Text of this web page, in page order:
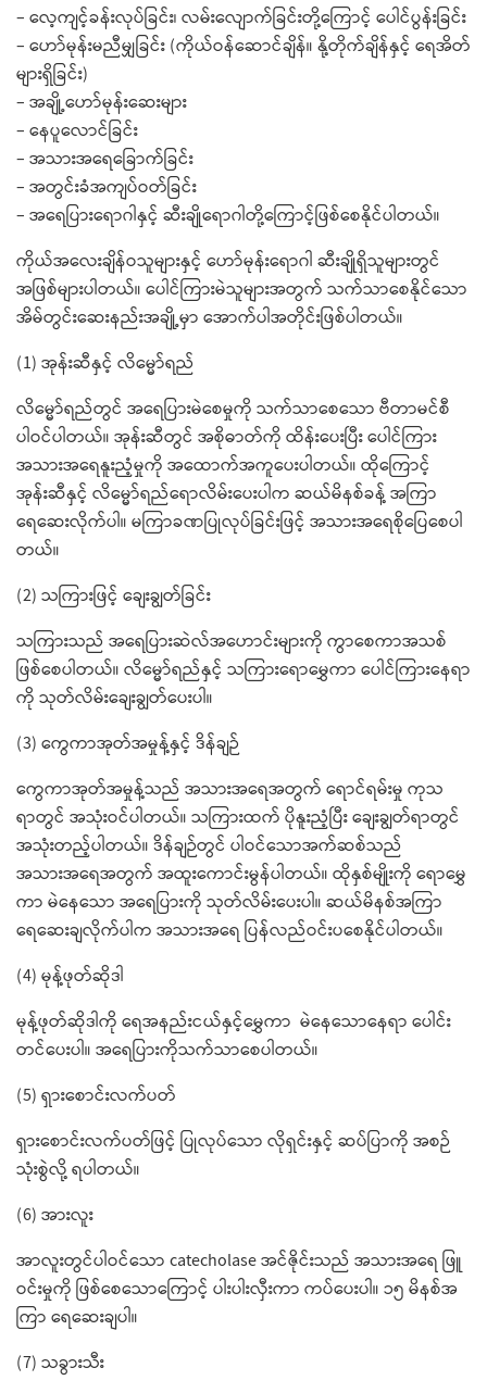
– လေ့ကျင့်ခန်းလုပ်ခြင်း၊ လမ်းလျောက်ခြင်းတို့ကြောင့် ပေါင်ပွန်းခြင်း
– ဟော်မုန်းမညီမျှခြင်း (ကိုယ်ဝန်ဆောင်ချိန်။ နို့တိုက်ချိန်နှင့် ရေအိတ်
များရှိခြင်း)
– အချို့ဟော်မုန်းဆေးများ
– နေပူလောင်ခြင်း
– အသားအရေခြောက်ခြင်း
– အတွင်းခံအကျပ်ဝတ်ခြင်း
– အရေပြားရောဂါနှင့် ဆီးချိုရောဂါတို့ကြောင့်ဖြစ်စေနိုင်ပါတယ်။
ကိုယ်အလေးချိန်ဝသူများနှင့် ဟော်မုန်းရောဂါ ဆီးချိုရှိသူများတွင်
အဖြစ်များပါတယ်။ ပေါင်ကြားမဲသူများအတွက် သက်သာစေနိုင်သော
အိမ်တွင်းဆေးနည်းအချို့မှာ အောက်ပါအတိုင်းဖြစ်ပါတယ်။
(1) အုန်းဆီနှင့် လိမ္မော်ရည်
လိမ္မော်ရည်တွင် အရေပြားမဲစေမှုကို သက်သာစေသော ဗီတာမင်စီ
ပါဝင်ပါတယ်။ အုန်းဆီတွင် အစိုဓာတ်ကို ထိန်းပေးပြီး ပေါင်ကြား
အသားအရေနူးညံ့မှုကို အထောက်အကူပေးပါတယ်။ ထိုကြောင့်
အုန်းဆီနှင့် လိမ္မော်ရည်ရောလိမ်းပေးပါက ဆယ်မိနစ်ခန့် အကြာ
ရေဆေးလိုက်ပါ။ မကြာခဏပြုလုပ်ခြင်းဖြင့် အသားအရေစိုပြေစေပါ
တယ်။
(2) သကြားဖြင့် ချေးချွတ်ခြင်း
သကြားသည် အရေပြားဆဲလ်အဟောင်းများကို ကွာစေကာအသစ်
ဖြစ်စေပါတယ်။ လိမ္မော်ရည်နှင့် သကြားရောမွှေကာ ပေါင်ကြားနေရာ
ကို သုတ်လိမ်းချေးချွတ်ပေးပါ။
(3) ကွေကာအုတ်အမှုန့်နှင့် ဒိန်ချဉ်
ကွေကာအုတ်အမှုန့်သည် အသားအရေအတွက် ရောင်ရမ်းမှု ကုသ
ရာတွင် အသုံးဝင်ပါတယ်။ သကြားထက် ပိုနူးညံ့ပြီး ချေးချွတ်ရာတွင်
အသုံးတည့်ပါတယ်။ ဒိန်ချဉ်တွင် ပါဝင်သောအက်ဆစ်သည်
အသားအရေအတွက် အထူးကောင်းမွန်ပါတယ်။ ထိုနှစ်မျိုးကို ရောမွှေ
ကာ မဲနေသော အရေပြားကို သုတ်လိမ်းပေးပါ။ ဆယ်မိနစ်အကြာ
ရေဆေးချလိုက်ပါက အသားအရေ ပြန်လည်ဝင်းပစေနိုင်ပါတယ်။
(4) မုန့်ဖုတ်ဆိုဒါ
မုန့်ဖုတ်ဆိုဒါကို ရေအနည်းငယ်နှင့်မွှေကာ မဲနေသောနေရာ ပေါင်း
တင်ပေးပါ။ အရေပြားကိုသက်သာစေပါတယ်။
(5) ရှားစောင်းလက်ပတ်
ရှားစောင်းလက်ပတ်ဖြင့် ပြုလုပ်သော လိုရှင်းနှင့် ဆပ်ပြာကို အစဉ်
သုံးစွဲလို့ ရပါတယ်။
(6) အားလူး
အာလူးတွင်ပါဝင်သော catecholase အင်ဇိုင်းသည် အသားအရေ ဖြူ
ဝင်းမှုကို ဖြစ်စေသောကြောင့် ပါးပါးလှီးကာ ကပ်ပေးပါ။ ၁၅ မိနစ်အ
ကြာ ရေဆေးချပါ။
(7) သခွားသီး